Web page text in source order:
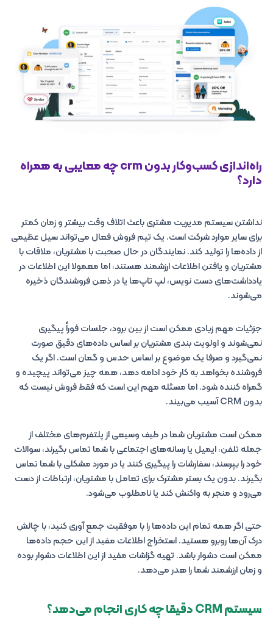
راه‌اندازی کسب‌وکار بدون crm چه معایبی به همراه
دارد؟
نداشتن سیستم مدیریت مشتری باعث اتلاف وقت بیشتر و زمان کمتر
برای سایر موارد شرکت است. یک تیم فروش فعال می‌تواند سیل عظیمی
از داده‌ها را تولید کند. نمایندگان در حال صحبت با مشتریان، ملاقات با
مشتریان و یافتن اطلاعات ارزشمند هستند، اما معمولا این اطلاعات در
یادداشت‌های دست نویس، لپ تاپ‌ها یا در ذهن فروشندگان ذخیره
می‌شوند.
جزئیات مهم زیادی ممکن است از بین برود، جلسات فوراً پیگیری
نمی‌شوند و اولویت بندی مشتریان بر اساس داده‌های دقیق صورت
نمی‌گیرد و صرفا یک موضوع بر اساس حدس و گمان است. اگر یک
فروشنده بخواهد به کار خود ادامه دهد، همه چیز می‌تواند پیچیده و
گمراه کننده شود. اما مسئله مهم این است که فقط فروش نیست که
بدون CRM آسیب می‌بیند.
ممکن است مشتریان شما در طیف وسیعی از پلتفرم‌های مختلف از
جمله تلفن، ایمیل یا رسانه‌های اجتماعی با شما تماس بگیرند، سوالات
خود را بپرسند، سفارشات را پیگیری کنند یا در مورد مشکلی با شما تماس
بگیرند. بدون یک بستر مشترک برای تعامل با مشتریان، ارتباطات از دست
می‌رود و منجر به واکنش کند یا نامطلوب می‌شود.
حتی اگر همه تمام این داده‌ها را با موفقیت جمع آوری کنید، با چالش
درک آن‌ها روبرو هستید. استخراج اطلاعات مفید از این حجم داده‌ها
ممکن است دشوار باشد. تهیه گزاشات مفید از این اطلاعات دشوار بوده
و زمان ارزشمند شما را هدر می‌دهد.
سیستم CRM دقیقا چه کاری انجام می‌دهد؟